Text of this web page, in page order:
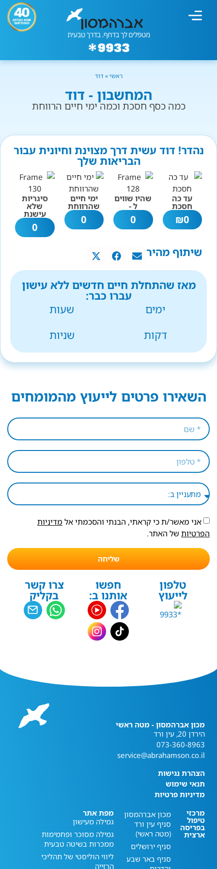
ראשי» דוד
המחשבון - דוד
כמה כסף חסכת וכמה ימי חיים הרווחת
נהדר! דוד עשית דרך מצוינת וחיונית עבור
הבריאות שלך
עד כה
חסכת
0
₪
שהיו שווים
ל -
0
ימי חיים
שהרווחת
0
סיגריות
שלא
עישנת
0
שיתוף מהיר
מאז שהתחלת חיים חדשים ללא עישון
עברו כבר:
ימים
שעות
דקות
שניות
השאירו פרטים לייעוץ מהמומחים
אני מאשר/ת כי קראתי, הבנתי והסכמתי אל מדיניות
הפרטיות של האתר.
שליחה
טלפון
לייעוץ
חפשו
אותנו ב:
צרו קשר
בקליק
מכון אברהמסון - מטה ראשי
הירדן 20, עין ורד
073-360-8963
service@abrahamson.co.il
הצהרת נגישות
תנאי שימוש
מדיניות פרטיות
מרכזי
טיפול
בפריסה
ארצית
מכון אברהמסון
סניף עין ורד
(מטה ראשי)
סניף ירושלים
סניף באר שבע
מפת אתר
גמילה מעישון
גמילה מסוכר ופחמימות
ממכרות בשיטה טבעית
ליווי הוליסטי של תהליכי
הרזייה